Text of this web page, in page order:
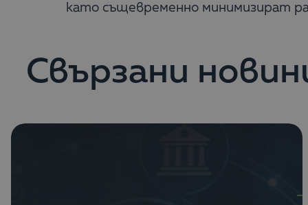
като същевременно минимизират
Свързани